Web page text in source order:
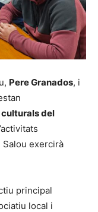
Pere Granados, i
del
Salou exercirà
principal
local i